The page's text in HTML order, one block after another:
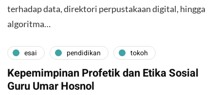
terhadap data, direktori perpustakaan digital, hingga
algoritma…
esai pendidikan tokoh
Kepemimpinan Profetik dan Etika Sosial
Guru Umar Hosnol